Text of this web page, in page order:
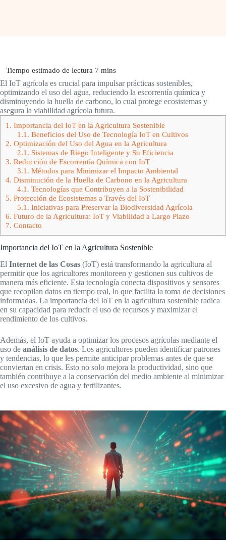
El IoT agrícola es crucial para impulsar prácticas sostenibles,
optimizando el uso del agua, reduciendo la escorrentía química y
disminuyendo la huella de carbono, lo cual protege ecosistemas y
asegura la viabilidad agrícola futura.
1. Importancia del IoT en la Agricultura Sostenible
1.1. Beneficios del Uso de Tecnología IoT en Cultivos
2. Optimización del Uso del Agua en la Agricultura
2.1. Sistemas de Riego Inteligente y Su Eficiencia
3. Reducción de Escorrentía Química con IoT
3.1. Métodos para Minimizar el Impacto Ambiental
4. Disminución de la Huella de Carbono en la Agricultura
4.1. Tecnologías que Contribuyen a la Sostenibilidad
5. Protección de Ecosistemas a Través del IoT
5.1. Iniciativas para Preservar la Biodiversidad Agrícola
6. Futuro de la Agricultura: IoT y Viabilidad a Largo Plazo
7. Contacto
Importancia del IoT en la Agricultura Sostenible
El Internet de las Cosas (IoT) está transformando la agricultura al
permitir que los agricultores monitoreen y gestionen sus cultivos de
manera más eficiente. Esta tecnología conecta dispositivos y sensores
que recopilan datos en tiempo real, lo que facilita la toma de decisiones
informadas. La importancia del IoT en la agricultura sostenible radica
en su capacidad para reducir el uso de recursos y maximizar el
rendimiento de los cultivos.
Además, el IoT ayuda a optimizar los procesos agrícolas mediante el
uso de análisis de datos. Los agricultores pueden identificar patrones
y tendencias, lo que les permite anticipar problemas antes de que se
conviertan en crisis. Esto no solo mejora la productividad, sino que
también contribuye a la conservación del medio ambiente al minimizar
el uso excesivo de agua y fertilizantes.